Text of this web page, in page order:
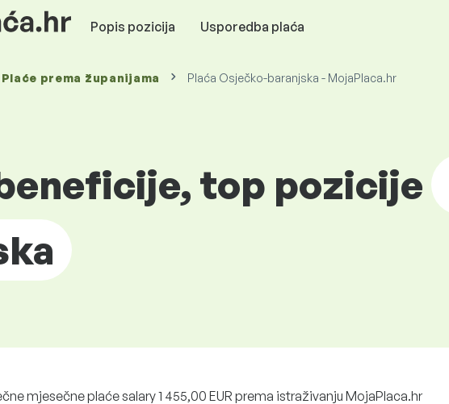
Popis pozicija Usporedba plaća
Plaće prema županijama Plaća Osječko-baranjska - MojaPlaca.hr
top pozicije
mjesečne plaće salary 1 455,00 EUR prema istraživanju MojaPlaca.hr